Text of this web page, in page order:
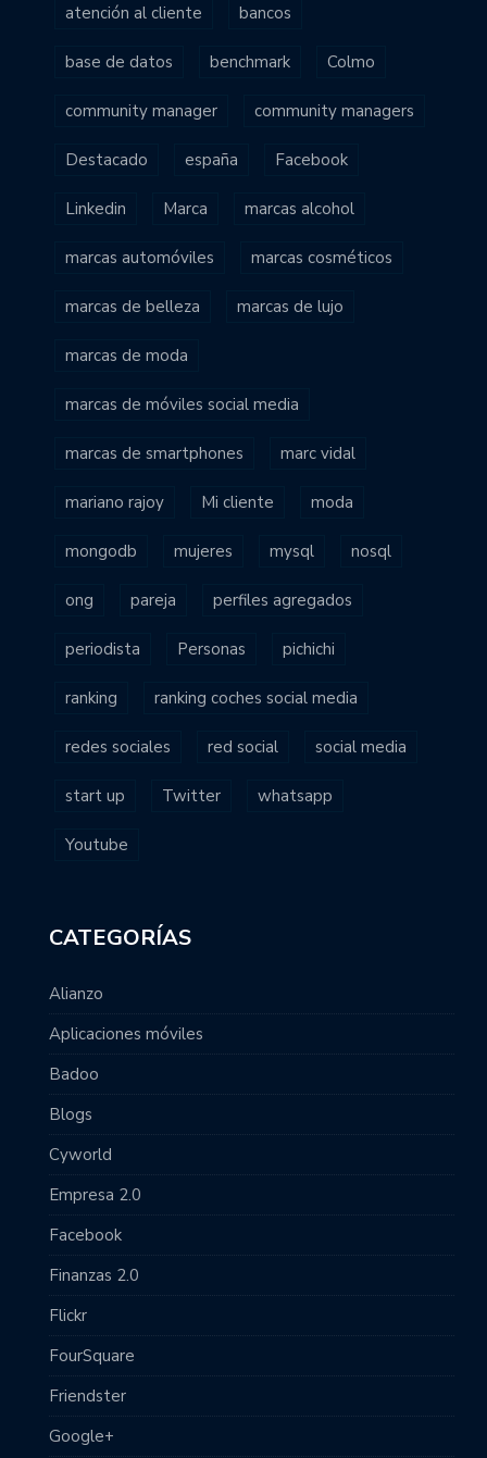
atención al cliente bancos
base de datos benchmark Colmo
community manager community managers
Destacado españa Facebook
Linkedin Marca marcas alcohol
marcas automóviles marcas cosméticos
marcas de belleza marcas de lujo
marcas de moda
marcas de móviles social media
marcas de smartphones marc vidal
mariano rajoy Mi cliente moda
mongodb mujeres mysql nosql
ong pareja perfiles agregados
periodista Personas pichichi
ranking ranking coches social media
redes sociales red social social media
start up Twitter whatsapp
Youtube
CATEGORÍAS
Alianzo
Aplicaciones móviles
Badoo
Blogs
Cyworld
Empresa 2.0
Facebook
Finanzas 2.0
Flickr
FourSquare
Friendster
Google+